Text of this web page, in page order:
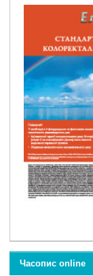
Часопис online